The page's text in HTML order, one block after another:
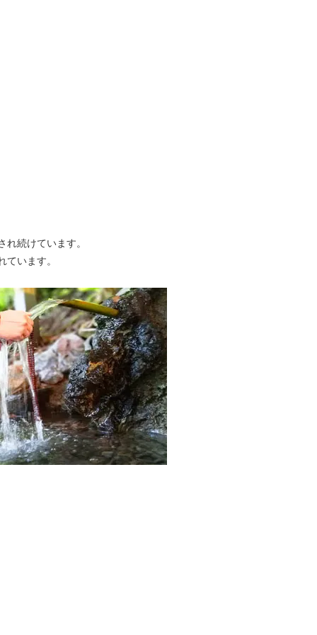
続けています。
います。